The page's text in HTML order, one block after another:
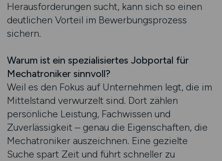
Herausforderungen sucht, kann sich so einen
deutlichen Vorteil im Bewerbungsprozess
sichern.
Warum ist ein spezialisiertes Jobportal für
Mechatroniker sinnvoll?
Weil es den Fokus auf Unternehmen legt, die im
Mittelstand verwurzelt sind. Dort zählen
persönliche Leistung, Fachwissen und
Zuverlässigkeit – genau die Eigenschaften, die
Mechatroniker auszeichnen. Eine gezielte
Suche spart Zeit und führt schneller zu